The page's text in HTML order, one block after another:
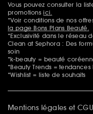
Mentions
Vous pouvez consulter la
promotionsici.
*Voir conditions de nos
la page Bons Plans Beauté.
*Exclusivité dans le réseau
Clean at Sephora : Des
soin
*k-beauty = beauté
*Beauty Trends =
*Wishlist = liste de souhaits
Mentions légales et CGU